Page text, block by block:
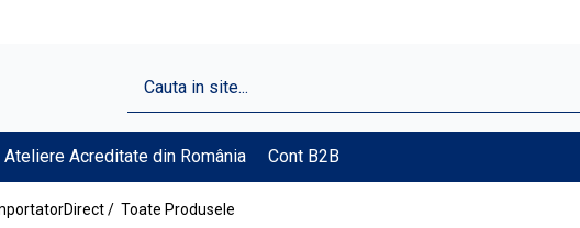
Ateliere Acreditate din România Cont B2B
/ Toate Produsele